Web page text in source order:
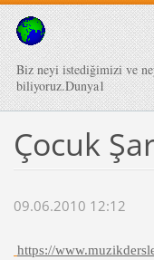
Biz neyi istediğimizi ve
biliyoruz.Dunya1
Çocuk
09.06.2010 12:12
https://